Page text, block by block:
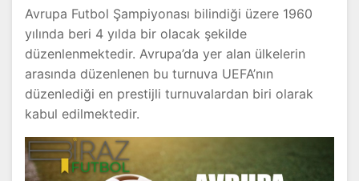
Avrupa Futbol Şampiyonası bilindiği üzere 1960
yılında beri 4 yılda bir olacak şekilde
düzenlenmektedir. Avrupa’da yer alan ülkelerin
arasında düzenlenen bu turnuva UEFA’nın
düzenlediği en prestijli turnuvalardan biri olarak
kabul edilmektedir.